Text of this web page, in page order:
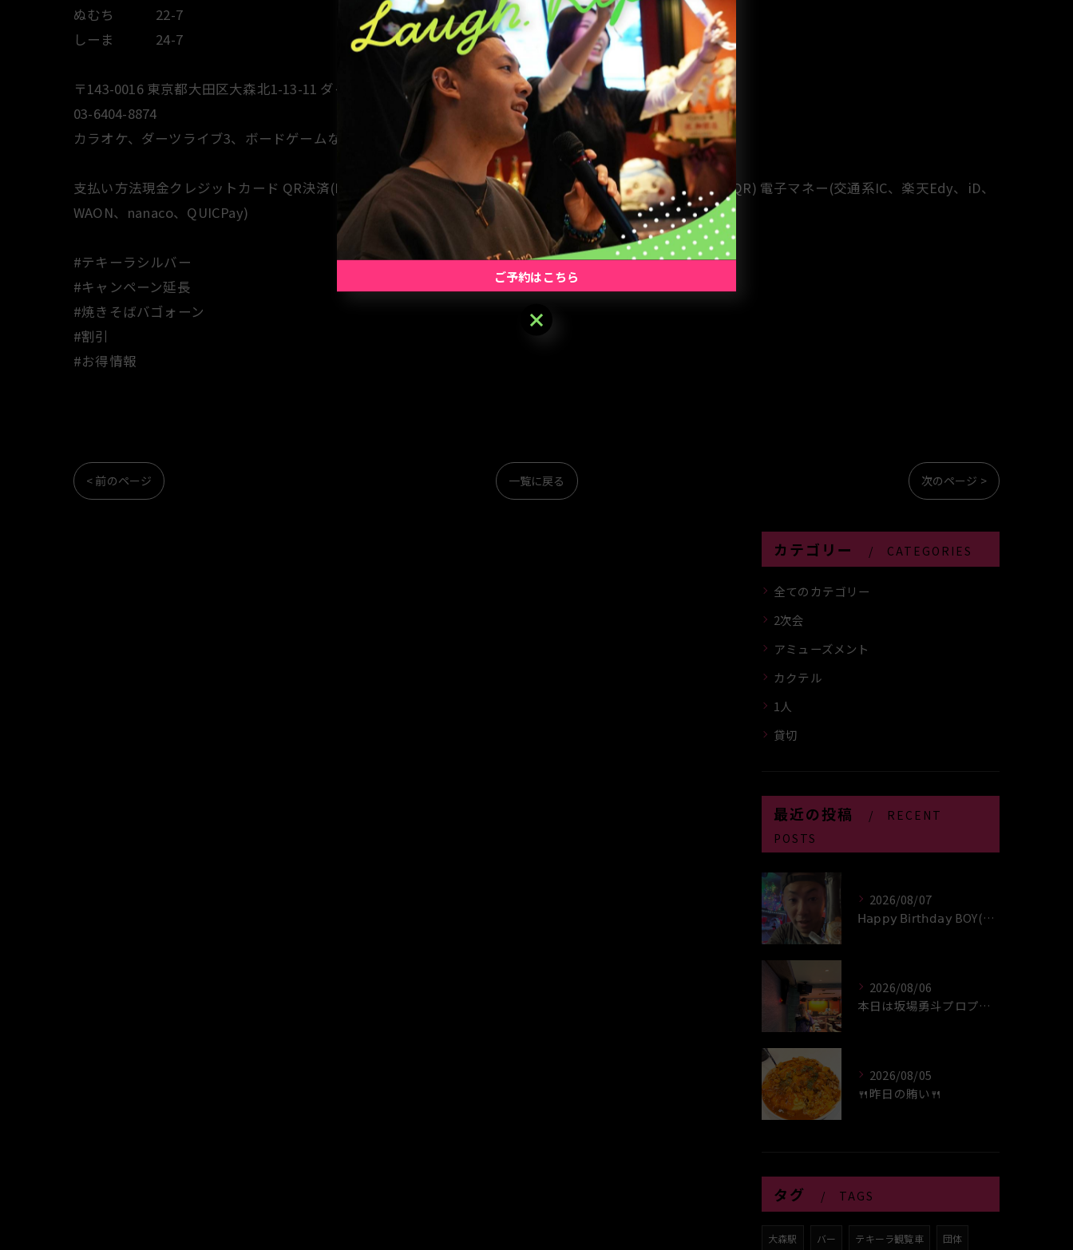
ぬむち 22-7
しーま 24-7
〒143-0016 東京都大田区大森北1-13-11 ダイヤビル5F
03-6404-8874
カラオケ、ダーツライブ3、ボードゲームなどが出来ます！
支払い方法現金クレジットカード QR決済(PayPay、d払い、楽天Pay、au PAY、Alipay+ WeChat Pay、銀聯QR) 電子マネー(交通系IC、楽天Edy、iD、
WAON、nanaco、QUICPay)
#テキーラシルバー
#キャンペーン延長
#焼きそばバゴォーン
#割引
#お得情報
< 前のページ 一覧に戻る 次のページ >
カテゴリー CATEGORIES
全てのカテゴリー
2次会
アミューズメント
カクテル
1人
貸切
最近の投稿
RECENT
POSTS
2026/08/07
𝖧𝖺𝗉𝗉𝗒 𝖡𝗂𝗋𝗍𝗁𝖽𝖺𝗒 BOY‪(*´꒳`∩)‬ﾊｲ
2026/08/06
本日は坂場勇斗プロプレイヤーデイ！！
2026/08/05
🍴昨日の賄い🍴
タグ TAGS
大森駅 バー テキーラ観覧車 団体
ご予約はこちら
ご予約はこちら